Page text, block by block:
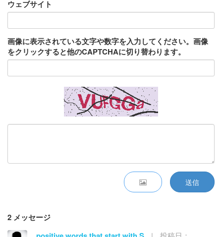
ウェブサイト
画像に表示されている文字や数字を入力してください。画像
をクリックすると他のCAPTCHAに切り替わります。
送信
2 メッセージ